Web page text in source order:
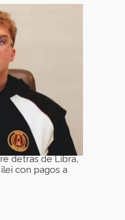
detrás de Libra,
con pagos a